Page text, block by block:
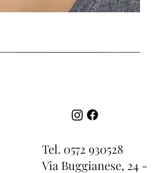
Tel. 0572 930528
Via Buggianese, 24 -